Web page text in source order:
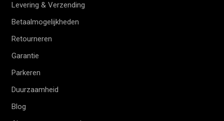
Levering & Verzending
Betaalmogelijkheden
Retourneren
Garantie
Parkeren
Duurzaamheid
Blog